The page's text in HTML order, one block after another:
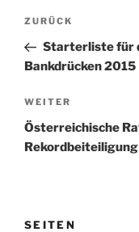
Vorheriger
Beitrag
ZURÜCK
Starterliste für
Bankdrücken 2015
Nächster
Beitrag
WEITER
Österreichische
Rekordbeiteiligung
SEITEN